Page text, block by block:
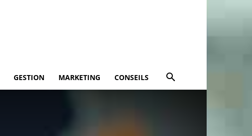
GESTION MARKETING CONSEILS